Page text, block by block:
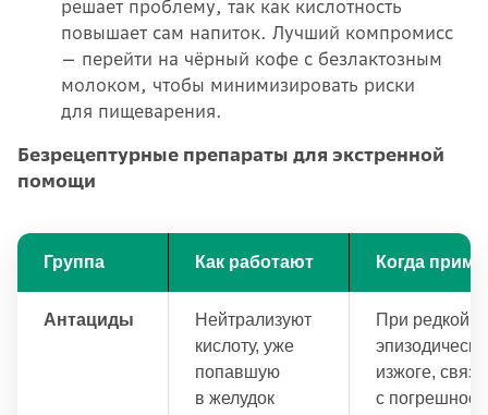
решает проблему, так как кислотность
повышает сам напиток. Лучший компромисс
— перейти на чёрный кофе с безлактозным
молоком, чтобы минимизировать риски
для пищеварения.
Безрецептурные препараты для экстренной
помощи
Группа Как работают Когда
Антациды
Нейтрализуют
кислоту, уже
попавшую
в желудок
При редкой,
изжоге,
с